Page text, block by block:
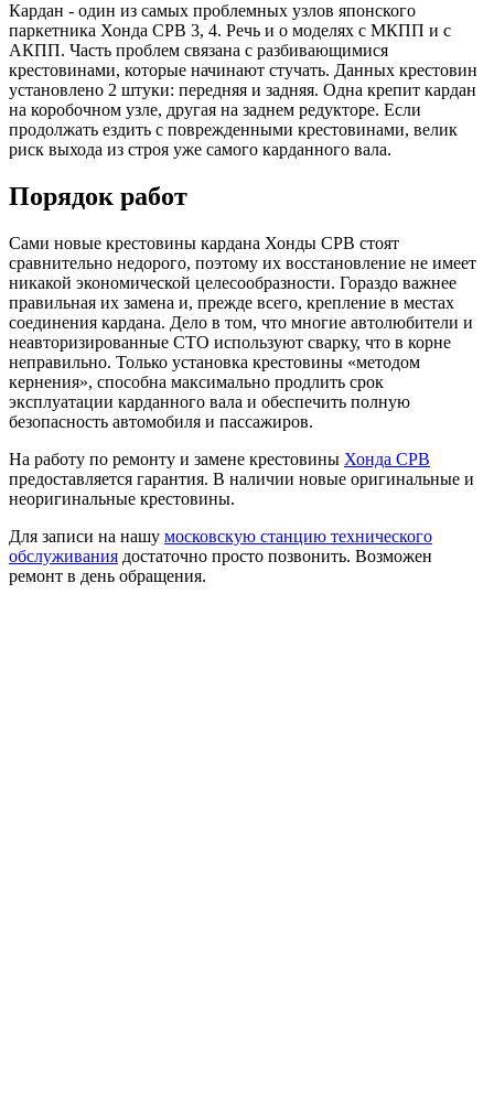
Кардан - один из самых проблемных узлов японского
паркетника Хонда СРВ 3, 4. Речь и о моделях с МКПП и с
АКПП. Часть проблем связана с разбивающимися
крестовинами, которые начинают стучать. Данных крестовин
установлено 2 штуки: передняя и задняя. Одна крепит кардан
на коробочном узле, другая на заднем редукторе. Если
продолжать ездить с поврежденными крестовинами, велик
риск выхода из строя уже самого карданного вала.
Порядок работ
Сами новые крестовины кардана Хонды СРВ стоят
сравнительно недорого, поэтому их восстановление не имеет
никакой экономической целесообразности. Гораздо важнее
правильная их замена и, прежде всего, крепление в местах
соединения кардана. Дело в том, что многие автолюбители и
неавторизированные СТО используют сварку, что в корне
неправильно. Только установка крестовины «методом
кернения», способна максимально продлить срок
эксплуатации карданного вала и обеспечить полную
безопасность автомобиля и пассажиров.
На работу по ремонту и замене крестовины Хонда СРВ
предоставляется гарантия. В наличии новые оригинальные и
неоригинальные крестовины.
Для записи на нашу московскую станцию технического
обслуживания достаточно просто позвонить. Возможен
ремонт в день обращения.